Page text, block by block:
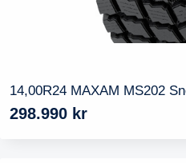
14,00R24 MAXAM MS202
298.990 kr